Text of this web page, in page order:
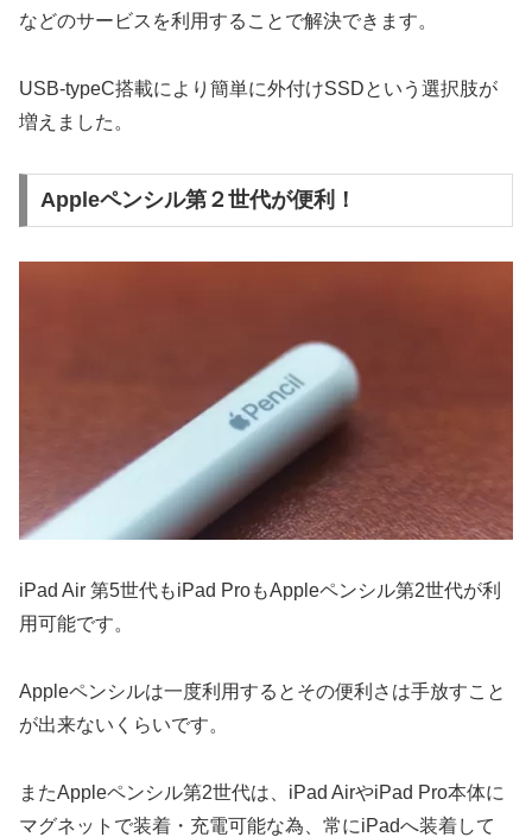
などのサービスを利用することで解決できます。
USB-typeC搭載により簡単に外付けSSDという選択肢が
増えました。
Appleペンシル第２世代が便利！
iPad Air 第5世代もiPad ProもAppleペンシル第2世代が利
用可能です。
Appleペンシルは一度利用するとその便利さは手放すこと
が出来ないくらいです。
またAppleペンシル第2世代は、iPad AirやiPad Pro本体に
マグネットで装着・充電可能な為、常にiPadへ装着して